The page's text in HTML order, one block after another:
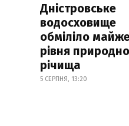
Дністровське
водосховище
обміліло
рівня
річища
5 СЕРПНЯ, 13:20